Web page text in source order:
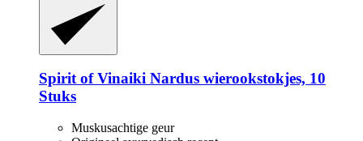
Spirit of Vinaiki Nardus wierookstokjes, 10
Stuks
Muskusachtige geur